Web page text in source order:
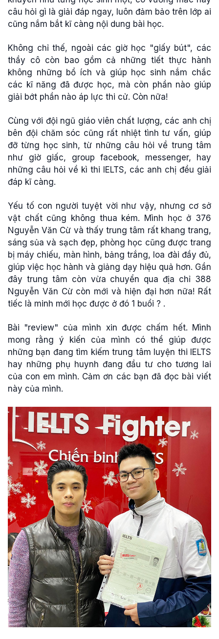
câu hỏi gì là giải đáp ngay, luôn đảm bảo trên lớp ai
cũng nắm bắt kĩ càng nội dung bài học.
Không chỉ thế, ngoài các giờ học "giấy bút", các
thầy cô còn bao gồm cả những tiết thực hành
không những bổ ích và giúp học sinh nắm chắc
các kĩ năng đã được học, mà còn phần nào giúp
giải bớt phần nào áp lực thi cử. Còn nữa!
Cùng với đội ngũ giáo viên chất lượng, các anh chị
bên đội chăm sóc cũng rất nhiệt tình tư vấn, giúp
đỡ từng học sinh, từ những câu hỏi về trung tâm
như giờ giấc, group facebook, messenger, hay
những câu hỏi về kì thi IELTS, các anh chị đều giải
đáp kĩ càng.
Yếu tố con người tuyệt vời như vậy, nhưng cơ sở
vật chất cũng không thua kém. Mình học ở 376
Nguyễn Văn Cừ và thấy trung tâm rất khang trang,
sáng sủa và sạch đẹp, phòng học cũng được trang
bị máy chiếu, màn hình, bảng trắng, loa đài đầy đủ,
giúp việc học hành và giảng dạy hiệu quả hơn. Gần
đây trung tâm còn vừa chuyển qua địa chỉ 388
Nguyễn Văn Cừ còn mới và hiện đại hơn nữa! Rất
tiếc là minh mới học được ở đó 1 buổi ? .
Bài "review" của mình xin được chấm hết. Mình
mong rằng ý kiến của mình có thể giúp được
những bạn đang tìm kiếm trung tâm luyện thi IELTS
hay những phụ huynh đang đầu tư cho tương lai
của con em mình. Cảm ơn các bạn đã đọc bài viết
này của mình.